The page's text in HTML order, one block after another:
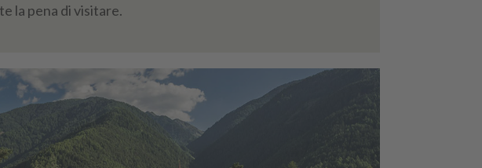
la pena di visitare.